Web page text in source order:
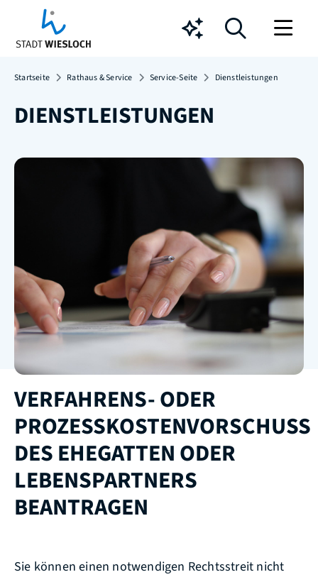
Chatbot
Startseite Rathaus & Service Service-Seite Dienstleistungen
DIENSTLEISTUNGEN
VERFAHRENS- ODER
PROZESSKOSTENVORSCHUSS
DES EHEGATTEN ODER
LEBENSPARTNERS
BEANTRAGEN
Sie können einen notwendigen Rechtsstreit nicht